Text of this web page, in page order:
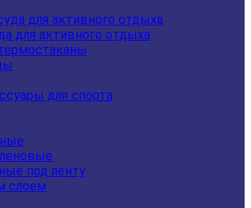
для активного отдыха
для спорта
под ленту
слоем